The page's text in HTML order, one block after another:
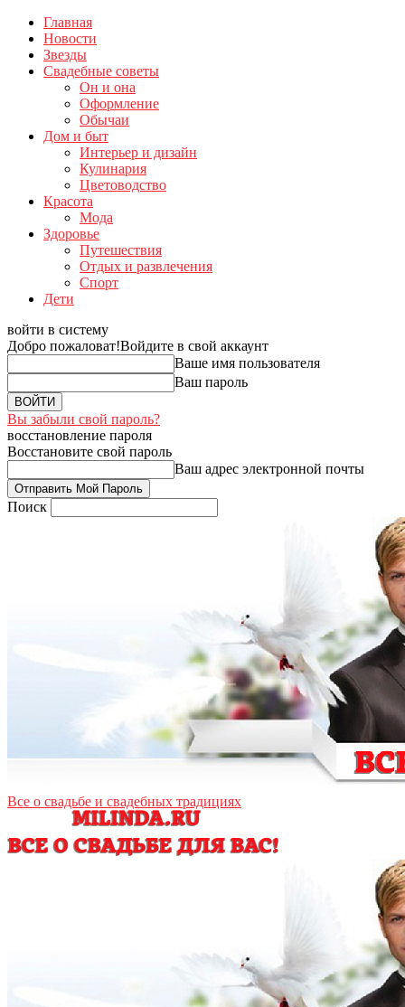
Главная
Новости
Звезды
Свадебные советы
Он и она
Оформление
Обычаи
Дом и быт
Интерьер и дизайн
Кулинария
Цветоводство
Красота
Мода
Здоровье
Путешествия
Отдых и развлечения
Спорт
Дети
войти в систему
Добро пожаловат!Войдите в свой аккаунт
Ваше имя пользователя
Ваш пароль
Вы забыли свой пароль?
восстановление пароля
Восстановите свой пароль
Ваш адрес электронной почты
Поиск
Все о свадьбе и свадебных традициях